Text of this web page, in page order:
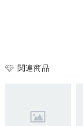
関連商品